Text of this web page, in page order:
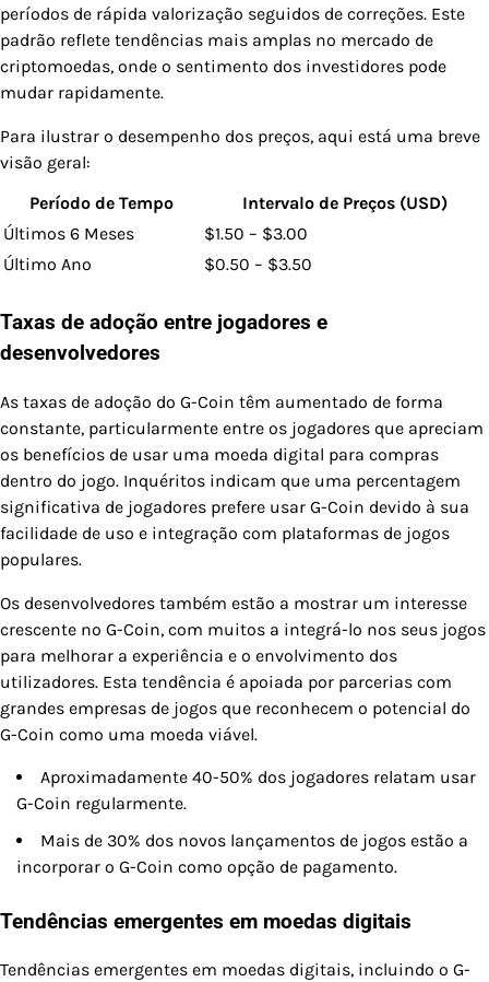
períodos de rápida valorização seguidos de correções. Este
padrão reflete tendências mais amplas no mercado de
criptomoedas, onde o sentimento dos investidores pode
mudar rapidamente.
Para ilustrar o desempenho dos preços, aqui está uma breve
visão geral:
Período de Tempo
Intervalo de Preços (USD)
Últimos 6 Meses
$1.50 – $3.00
Último Ano
$0.50 – $3.50
Taxas de adoção entre jogadores e
desenvolvedores
As taxas de adoção do G-Coin têm aumentado de forma
constante, particularmente entre os jogadores que apreciam
os benefícios de usar uma moeda digital para compras
dentro do jogo. Inquéritos indicam que uma percentagem
significativa de jogadores prefere usar G-Coin devido à sua
facilidade de uso e integração com plataformas de jogos
populares.
Os desenvolvedores também estão a mostrar um interesse
crescente no G-Coin, com muitos a integrá-lo nos seus jogos
para melhorar a experiência e o envolvimento dos
utilizadores. Esta tendência é apoiada por parcerias com
grandes empresas de jogos que reconhecem o potencial do
G-Coin como uma moeda viável.
Aproximadamente 40-50% dos jogadores relatam usar
G-Coin regularmente.
Mais de 30% dos novos lançamentos de jogos estão a
incorporar o G-Coin como opção de pagamento.
Tendências emergentes em moedas digitais
Tendências emergentes em moedas digitais, incluindo o G-